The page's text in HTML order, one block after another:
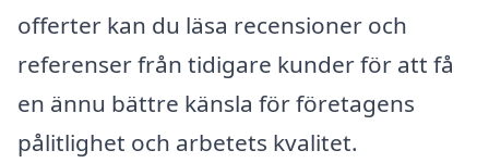
offerter kan du läsa recensioner och
referenser från tidigare kunder för att få
en ännu bättre känsla för företagens
pålitlighet och arbetets kvalitet.